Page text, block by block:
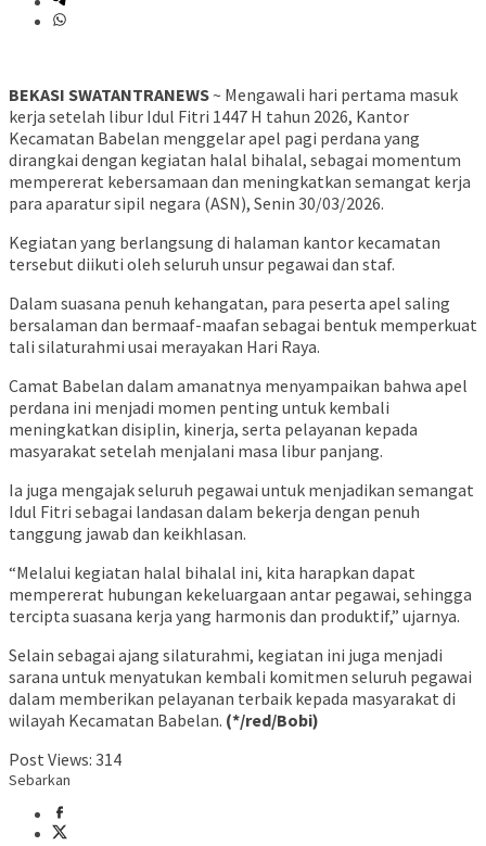
BEKASI SWATANTRANEWS~ Mengawali hari pertama masuk
kerja setelah libur Idul Fitri 1447 H tahun 2026, Kantor
Kecamatan Babelan menggelar apel pagi perdana yang
dirangkai dengan kegiatan halal bihalal, sebagai momentum
mempererat kebersamaan dan meningkatkan semangat kerja
para aparatur sipil negara (ASN), Senin 30/03/2026.
Kegiatan yang berlangsung di halaman kantor kecamatan
tersebut diikuti oleh seluruh unsur pegawai dan staf.
Dalam suasana penuh kehangatan, para peserta apel saling
bersalaman dan bermaaf-maafan sebagai bentuk memperkuat
tali silaturahmi usai merayakan Hari Raya.
Camat Babelan dalam amanatnya menyampaikan bahwa apel
perdana ini menjadi momen penting untuk kembali
meningkatkan disiplin, kinerja, serta pelayanan kepada
masyarakat setelah menjalani masa libur panjang.
Ia juga mengajak seluruh pegawai untuk menjadikan semangat
Idul Fitri sebagai landasan dalam bekerja dengan penuh
tanggung jawab dan keikhlasan.
“Melalui kegiatan halal bihalal ini, kita harapkan dapat
mempererat hubungan kekeluargaan antar pegawai, sehingga
tercipta suasana kerja yang harmonis dan produktif,” ujarnya.
Selain sebagai ajang silaturahmi, kegiatan ini juga menjadi
sarana untuk menyatukan kembali komitmen seluruh pegawai
dalam memberikan pelayanan terbaik kepada masyarakat di
wilayah Kecamatan Babelan. (*/red/Bobi)
Post Views: 314
Sebarkan